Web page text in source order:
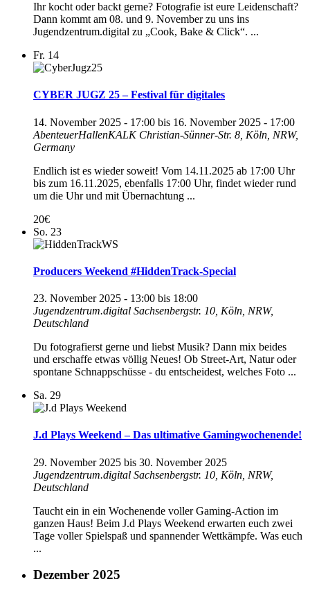
Ihr kocht oder backt gerne? Fotografie ist eure Leidenschaft?
Dann kommt am 08. und 9. November zu uns ins
Jugendzentrum.digital zu „Cook, Bake & Click“. ...
Fr. 14
CYBER JUGZ 25 – Festival für digitales
14. November 2025 - 17:00 bis 16. November 2025 - 17:00
AbenteuerHallenKALK Christian-Sünner-Str. 8, Köln, NRW,
Germany
Endlich ist es wieder soweit! Vom 14.11.2025 ab 17:00 Uhr
bis zum 16.11.2025, ebenfalls 17:00 Uhr, findet wieder rund
um die Uhr und mit Übernachtung ...
20€
So. 23
Producers Weekend #HiddenTrack-Special
23. November 2025 - 13:00 bis 18:00
Jugendzentrum.digital Sachsenbergstr. 10, Köln, NRW,
Deutschland
Du fotografierst gerne und liebst Musik? Dann mix beides
und erschaffe etwas völlig Neues! Ob Street-Art, Natur oder
spontane Schnappschüsse - du entscheidest, welches Foto ...
Sa. 29
J.d Plays Weekend – Das ultimative Gamingwochenende!
29. November 2025 bis 30. November 2025
Jugendzentrum.digital Sachsenbergstr. 10, Köln, NRW,
Deutschland
Taucht ein in ein Wochenende voller Gaming-Action im
ganzen Haus! Beim J.d Plays Weekend erwarten euch zwei
Tage voller Spielspaß und spannender Wettkämpfe. Was euch
...
Dezember 2025